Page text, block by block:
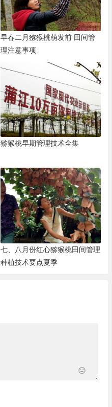
早春二月猕猴桃萌发前 田间管
理注意事项
猕猴桃早期管理技术全集
七、八月份红心猕猴桃田间管理
种植技术要点夏季